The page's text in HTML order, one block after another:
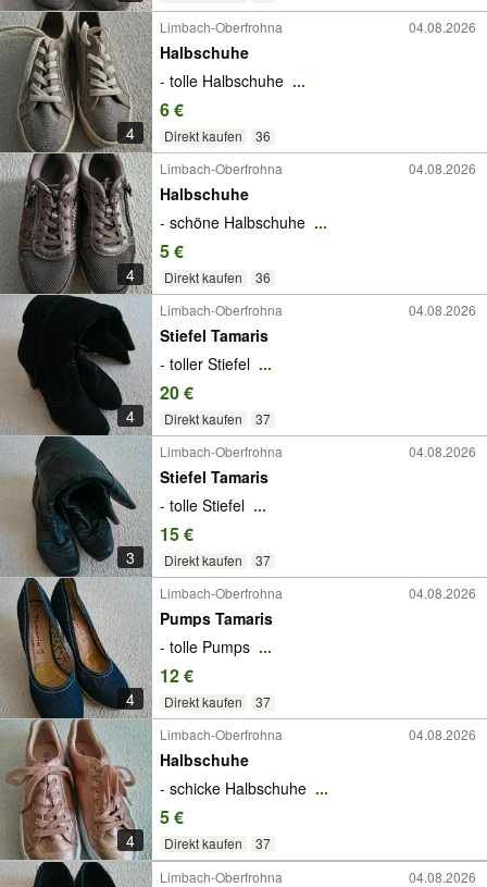
4
Limbach-Oberfrohna 04.08.2026
Halbschuhe
- tolle Halbschuhe ...
6 €
Direkt kaufen 36
4
Limbach-Oberfrohna 04.08.2026
Halbschuhe
- schöne Halbschuhe ...
5 €
Direkt kaufen 36
4
Limbach-Oberfrohna 04.08.2026
Stiefel Tamaris
- toller Stiefel ...
20 €
Direkt kaufen 37
3
Limbach-Oberfrohna 04.08.2026
Stiefel Tamaris
- tolle Stiefel ...
15 €
Direkt kaufen 37
4
Limbach-Oberfrohna 04.08.2026
Pumps Tamaris
- tolle Pumps ...
12 €
Direkt kaufen 37
4
Limbach-Oberfrohna 04.08.2026
Halbschuhe
- schicke Halbschuhe ...
5 €
Direkt kaufen 37
Limbach-Oberfrohna 04.08.2026